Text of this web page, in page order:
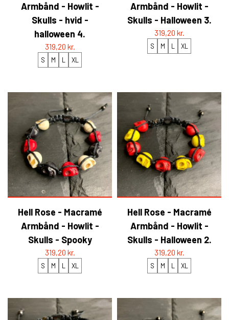
Armbånd - Howlit -
Skulls - hvid -
halloween 4.
319,20 kr.
S M L XL
Armbånd - Howlit -
Skulls - Halloween 3.
319,20 kr.
S M L XL
Hell Rose - Macramé
Armbånd - Howlit -
Skulls - Spooky
319,20 kr.
S M L XL
Hell Rose - Macramé
Armbånd - Howlit -
Skulls - Halloween 2.
319,20 kr.
S M L XL